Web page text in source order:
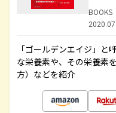
BOOKS
「ゴールデンエイジ」
な栄養素や、その栄養素
方）などを紹介